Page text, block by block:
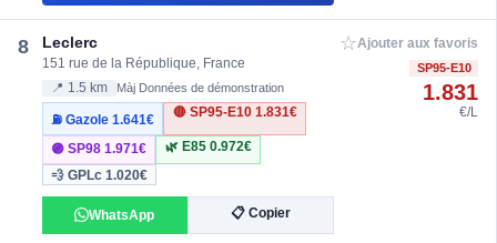
8 Leclerc
151 rue de la République, France
📍 1.5 km Màj Données de démonstration
⛽ Gazole1.641€
🔴 SP95-E10 1.831€
🟣 SP981.971€ 🌿 E85 0.972€
💨 GPLc1.020€
WhatsApp 📋 Copier
☆Ajouter aux favoris
SP95-E10
1.831
€/L